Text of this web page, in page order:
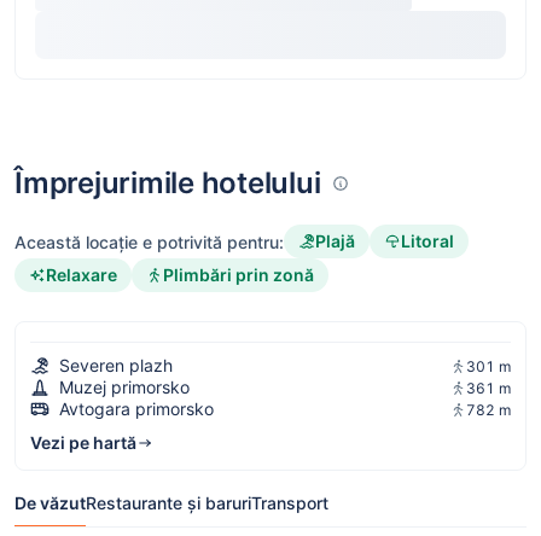
Împrejurimile hotelului
Această locație e potrivită pentru: Plajă
Litoral
Relaxare
Plimbări prin zonă
Severen plazh 301 m
Muzej primorsko 361 m
Avtogara primorsko 782 m
Vezi pe hartă
De văzutRestaurante și baruriTransport